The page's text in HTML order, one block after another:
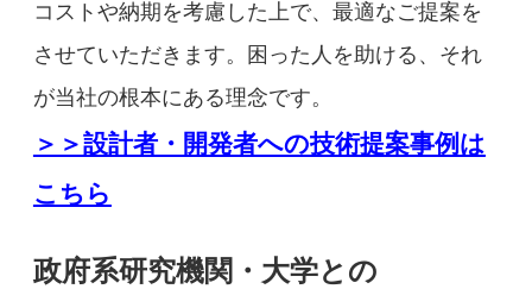
コストや納期を考慮した上で、最適なご提案を
させていただきます。困った人を助ける、それ
が当社の根本にある理念です。
＞＞設計者・開発者への技術提案事例は
こちら
政府系研究機関・大学との